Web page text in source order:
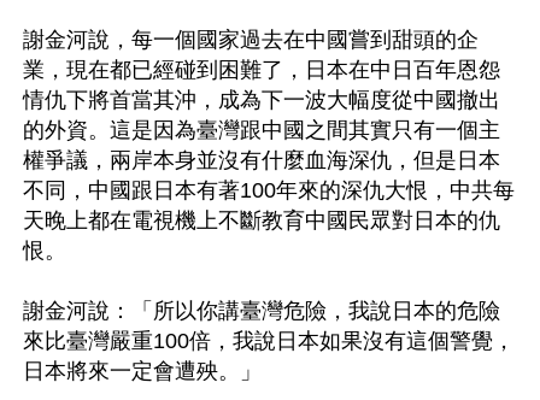
謝金河說，每一個國家過去在中國嘗到甜頭的企
業，現在都已經碰到困難了，日本在中日百年恩怨
情仇下將首當其沖，成為下一波大幅度從中國撤出
的外資。這是因為臺灣跟中國之間其實只有一個主
權爭議，兩岸本身並沒有什麼血海深仇，但是日本
不同，中國跟日本有著100年來的深仇大恨，中共每
天晚上都在電視機上不斷教育中國民眾對日本的仇
恨。
謝金河說：「所以你講臺灣危險，我說日本的危險
來比臺灣嚴重100倍，我說日本如果沒有這個警覺，
日本將來一定會遭殃。」